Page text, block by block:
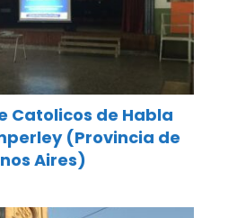
Catolicos de Habla
(Provincia de
Aires)